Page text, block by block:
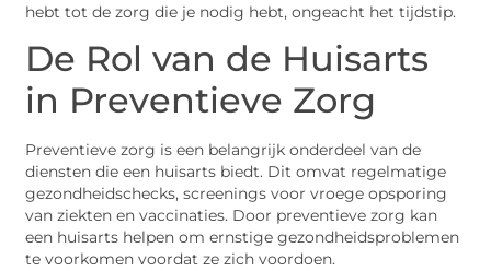
hebt tot de zorg die je nodig hebt, ongeacht het tijdstip.
De Rol van de Huisarts
in Preventieve Zorg
Preventieve zorg is een belangrijk onderdeel van de
diensten die een huisarts biedt. Dit omvat regelmatige
gezondheidschecks, screenings voor vroege opsporing
van ziekten en vaccinaties. Door preventieve zorg kan
een huisarts helpen om ernstige gezondheidsproblemen
te voorkomen voordat ze zich voordoen.